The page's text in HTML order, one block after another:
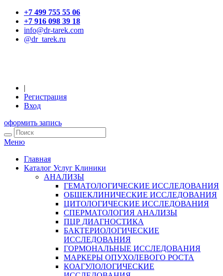
+7 499 755 55 06
+7 916 098 39 18
info@dr-tarek.com
@dr_tarek.ru
|
Регистрация
Вход
оформить запись
Меню
Главная
Каталог Услуг Клиники
АНАЛИЗЫ
ГЕМАТОЛОГИЧЕСКИЕ ИССЛЕДОВАНИЯ
ОБЩЕКЛИНИЧЕСКИЕ ИССЛЕДОВАНИЯ
ЦИТОЛОГИЧЕСКИЕ ИССЛЕДОВАНИЯ
СПЕРМАТОЛОГИЯ АНАЛИЗЫ
ПЦР ДИАГНОСТИКА
БАКТЕРИОЛОГИЧЕСКИЕ
ИССЛЕДОВАНИЯ
ГОРМОНАЛЬНЫЕ ИССЛЕДОВАНИЯ
МАРКЕРЫ ОПУХОЛЕВОГО РОСТА
КОАГУЛОЛОГИЧЕСКИЕ